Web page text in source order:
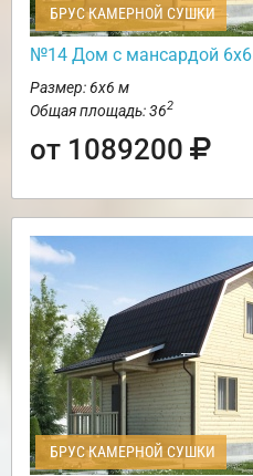
БРУС КАМЕРНОЙ СУШКИ
№14 Дом с мансардой 6х6
Размер: 6х6 м
Общая площадь: 362
от 1089200
БРУС КАМЕРНОЙ СУШКИ